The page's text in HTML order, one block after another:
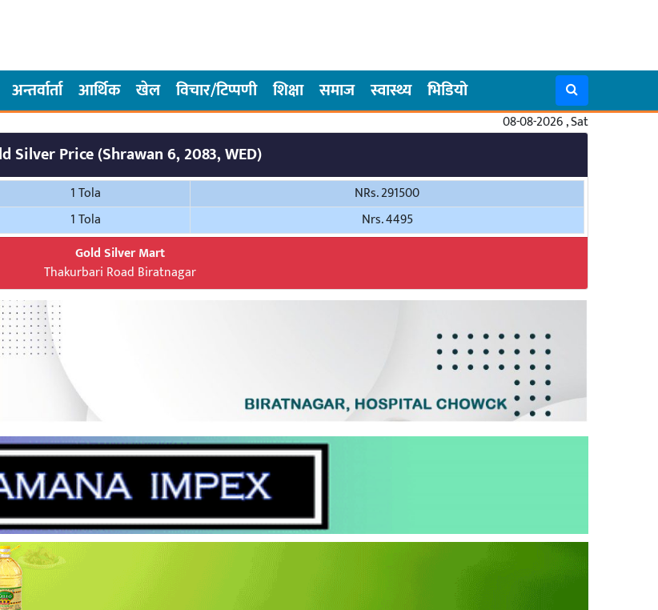
अन्तर्वार्ता आर्थिक खेल विचार/टिप्पणी शिक्षा समाज स्वास्थ्य भिडियो
08-08-2026 , Sat
Silver Price (Shrawan 6, 2083, WED)
1 Tola
NRs. 291500
1 Tola
Nrs. 4495
Gold Silver Mart
Thakurbari Road Biratnagar